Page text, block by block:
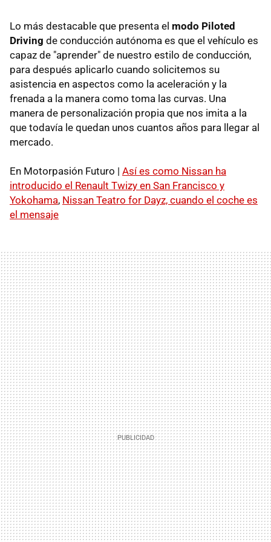
Lo más destacable que presenta el modo Piloted
Driving de conducción autónoma es que el vehículo es
capaz de "aprender" de nuestro estilo de conducción,
para después aplicarlo cuando solicitemos su
asistencia en aspectos como la aceleración y la
frenada a la manera como toma las curvas. Una
manera de personalización propia que nos imita a la
que todavía le quedan unos cuantos años para llegar al
mercado.
En Motorpasión Futuro | Así es como Nissan ha
introducido el Renault Twizy en San Francisco y
Yokohama, Nissan Teatro for Dayz, cuando el coche es
el mensaje